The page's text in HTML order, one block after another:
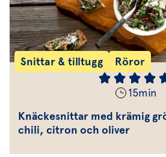
Snittar & tilltugg Röror
15min
Knäckesnittar med krämig
chili, citron och oliver